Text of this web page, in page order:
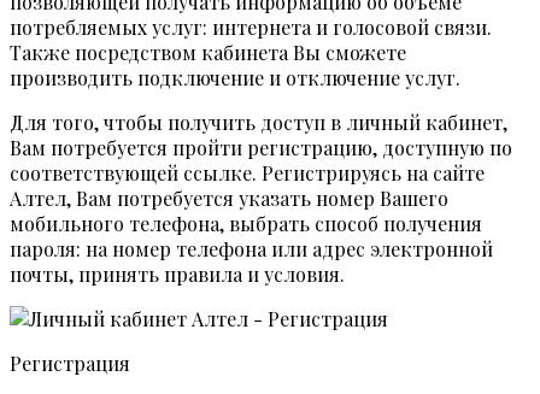
потребляемых услуг: интернета и голосовой связи.
Также посредством кабинета Вы сможете
производить подключение и отключение услуг.
Для того, чтобы получить доступ в личный кабинет,
Вам потребуется пройти регистрацию, доступную по
соответствующей ссылке. Регистрируясь на сайте
Алтел, Вам потребуется указать номер Вашего
мобильного телефона, выбрать способ получения
пароля: на номер телефона или адрес электронной
почты, принять правила и условия.
Регистрация